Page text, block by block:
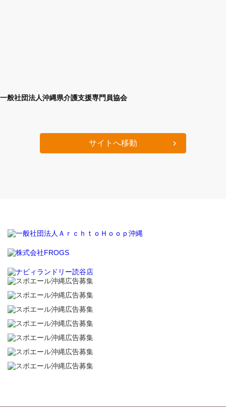
一般社団法人沖縄県介護支援専門員協会
サイトへ移動